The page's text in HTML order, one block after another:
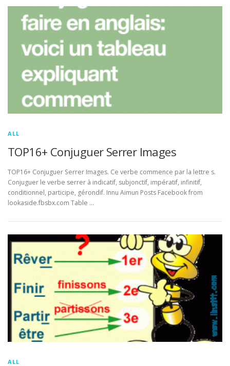
ALL
TOP16+ Conjuguer Serrer Images
TOP16+ Conjuguer Serrer Images. Ce verbe commence par la lettre s.
Conjuguer le verbe serrer à indicatif, subjonctif, impératif, infinitif,
conditionnel, participe, gérondif. Innu Aimun Posts Facebook from
lookaside.fbsbx.com Table …
ALL